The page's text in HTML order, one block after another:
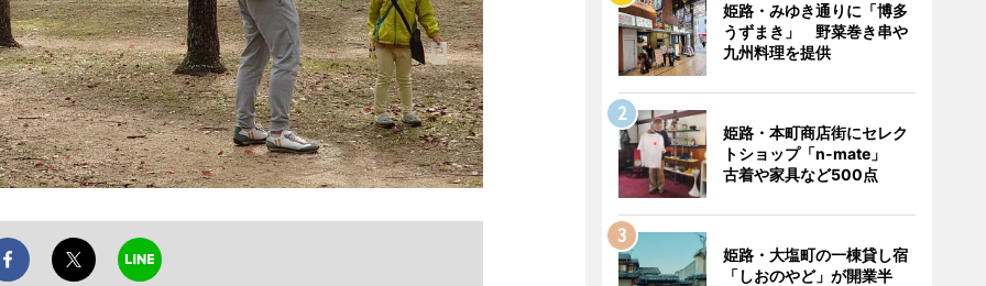
姫路・みゆき通りに「博多
うずまき」 野菜巻き串や
九州料理を提供
姫路・本町商店街にセレク
トショップ「n-mate」
古着や家具など500点
姫路・大塩町の一棟貸し宿
「しおのやど」が開業半